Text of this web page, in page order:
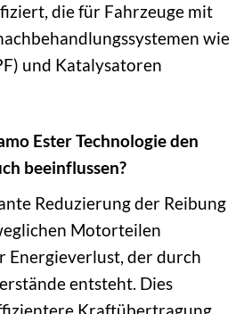
die für Fahrzeuge mit
wie
und Katalysatoren
Ester Technologie den
beeinflussen?
Reduzierung der Reibung
Motorteilen
Energieverlust, der durch
entsteht. Dies
Kraftübertragung